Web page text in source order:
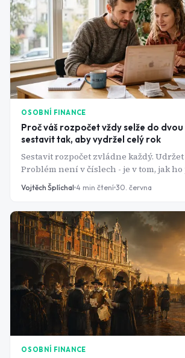
OSOBNÍ FINANCE
Proč váš rozpočet vždy selže do
sestavit tak, aby vydržel celý rok
Sestavit rozpočet zvládne každý. Udržet
Problém není v číslech - je v tom, jak
začátku. Tady je návod, který neskončí
Vojtěch Šplíchal 4 min čtení 30. června
OSOBNÍ FINANCE